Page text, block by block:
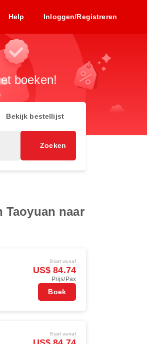
Help Inloggen/Registreren
boeken!
Bekijk bestellijst
Zoeken
naar
Start vanaf
US$ 84.74
Prijs/Pax
Boek
Start vanaf